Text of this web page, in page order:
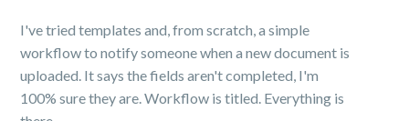
I've tried templates and, from scratch, a simple
workflow to notify someone when a new document is
uploaded. It says the fields aren't completed, I'm
100% sure they are. Workflow is titled. Everything is